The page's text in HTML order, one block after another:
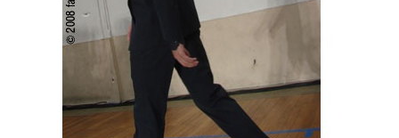
AUTO
LIEUX TENDANCES
BEAUTÉ